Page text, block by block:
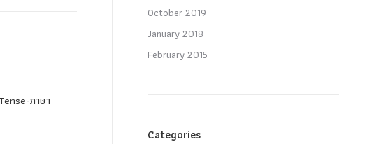
ภาษา
October 2019
January 2018
February 2015
Categories